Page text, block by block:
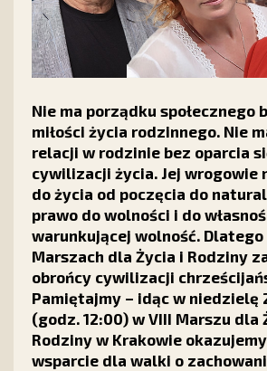
Nie ma porządku społecznego
miłości życia rodzinnego. Nie
relacji w rodzinie bez oparcia
cywilizacji życia. Jej wrogowie
do życia od poczęcia do
prawo do wolności i do
warunkującej wolność. Dlatego
Marszach dla Życia i Rodziny
obrońcy cywilizacji
Pamiętajmy – idąc w niedzielę
(godz. 12:00) w VIII Marszu dla
Rodziny w Krakowie
wsparcie dla walki o